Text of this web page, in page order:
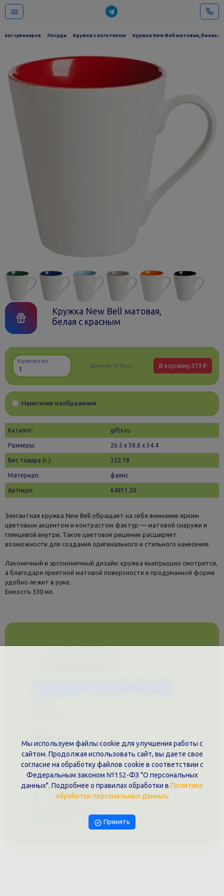
сувениров Посуда Кружки с логотипом Кружка New Bell матовая, белая с
Кружка New Bell матовая,
белая с красным
Количество
Доступно: 1946 шт. В корзину 313 ₽
Нанесение изображения
Каталог: gifts.ru
Размеры: 26.5 х 38.8 x 34.4
Вес товара (г.): 352.78
Материал: фаянс
Артикул: 64811.50
Элегантная кружка New Bell обращает на себя внимание ярким
цветовым акцентом и контрастом фактур — матовой снаружи и
глянцевой внутри. Такое цветовое решение расширяет
возможности для создания оригинального и стильного нанесения.
Лаконичный и эргономичный дизайн: кружка выигрышно смотрится,
а благодаря приятной матовой поверхности и продуманной форме
удобно лежит в руке.
Емкость 330 мл.
Политика обработки персональных данных
Публичная оферта
Контакты филиала
г. Краснодар, ул. Шоссе Нефтяников, 28, оф. 51
+7 (861)202-09-02
+7 (909)466-00-16
Написать в Telegram
Мы используем файлы cookie для улучшения работы с
сайтом. Продолжая использовать сайт, вы даете свое
согласие на обработку файлов cookie в соответствии с
Федеральным законом №152-ФЗ "О персональных
данных". Подробнее о правилах обработки в Политике
обработки персональных данных.
Принять